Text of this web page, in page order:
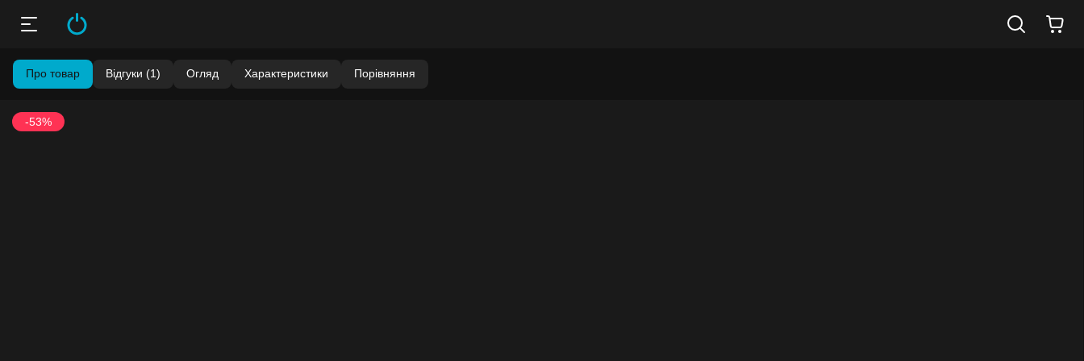
Про товар Відгуки (1) Огляд Характеристики Порівняння
-53%